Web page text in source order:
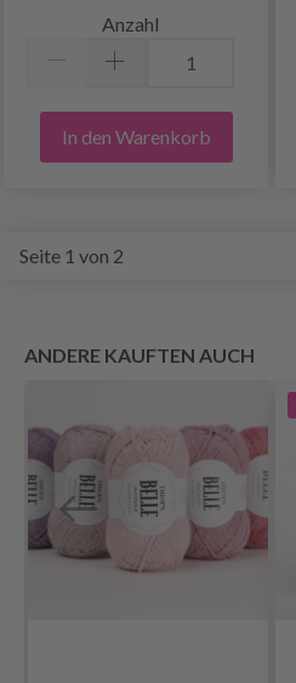
Anzahl
In den Warenkorb
Seite 1 von 2
ANDERE KAUFTEN AUCH